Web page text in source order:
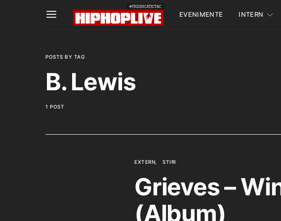
EVENIMENTE INTERN
POSTS BY TAG
B. Lewis
1 POST
EXTERN STIRI
Grieves –
(Album)